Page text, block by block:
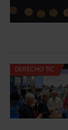
DERECHO TIC